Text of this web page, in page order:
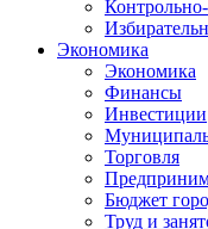
Контрольно-
Экономика
Экономика
Финансы
Инвестиции
Торговля
Бюджет
Труд и